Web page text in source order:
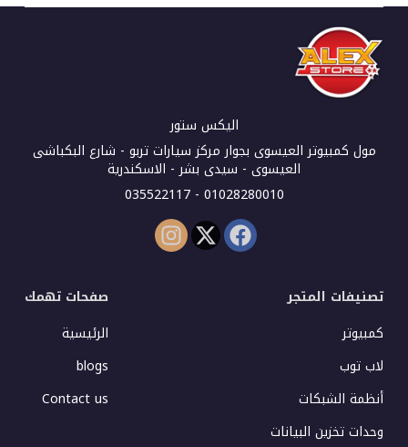
اليكس ستور
مول كمبيوتر العيسوى بجوار مركز سيارات تربو - شارع البكباشى
العيسوى - سيدى بشر - الاسكندرية
01028280010 - 035522117
تصنيفات المتجر
كمبيوتر
لاب توب
أنظمة الشبكات
وحدات تخزين البيانات
صفحات تهمك
الرئيسية
blogs
Contact us